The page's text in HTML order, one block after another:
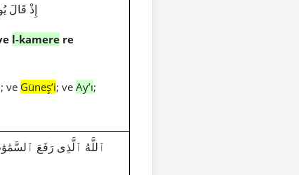
l-kamere re
ve Güneş’i; ve Ay’ı;
1707|13|2|ٱللَّهُ ٱلَّذِى